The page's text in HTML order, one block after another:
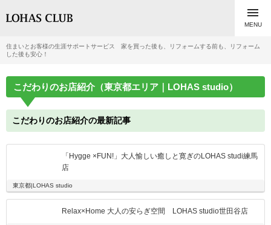

MENU
住まいとお客様の生涯サポートサービス 家を買った後も、リフォームする前も、リフォーム
した後も安心！
こだわりのお店紹介（東京都エリア｜LOHAS studio）
こだわりのお店紹介の最新記事
「Hygge ×FUN!」大人愉しい癒しと寛ぎのLOHAS studi練馬
店
東京都|LOHAS studio
Relax×Home 大人の安らぎ空間 LOHAS studio世田谷店